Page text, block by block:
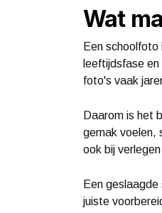
Wat
Een schoolfoto
leeftijdsfase
foto's vaak
Daarom is het
gemak voelen,
ook bij
Een
juiste